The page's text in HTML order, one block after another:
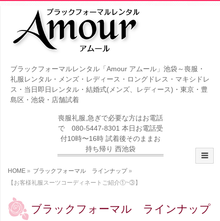
ブラックフォーマルレンタル「Amour アムール」池袋～喪服・
礼服レンタル・メンズ・レディース・ロングドレス・マキシドレ
ス・当日即日レンタル・結婚式(メンズ、レディース)・東京・豊
島区・池袋・店舗試着
喪服礼服,急ぎで必要な方はお電話
で 080-5447-8301 本日お電話受
付10時〜16時 試着後そのままお
持ち帰り 西池袋
HOME » ブラックフォーマル ラインナップ»
【お客様礼服スーツコーディネートご紹介①~③】
ブラックフォーマル ラインナップ